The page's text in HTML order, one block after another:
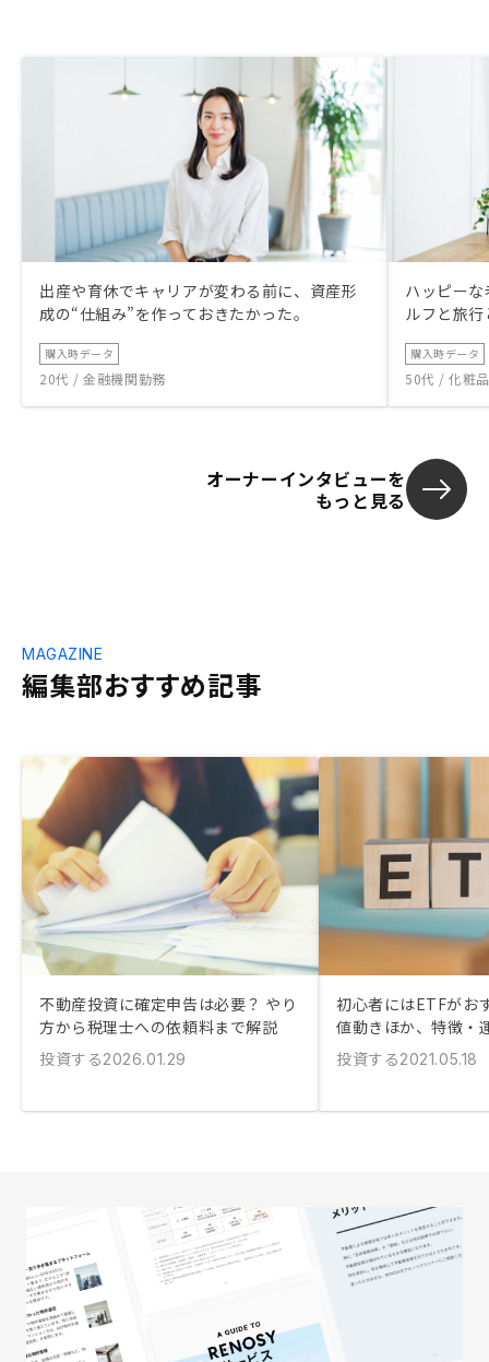
出産や育休でキャリアが変わる前に、資産形
成の“仕組み”を作っておきたかった。
購入時データ
20代 / 金融機関勤務
ハッピー
ルフと旅
購入時データ
50代 / 化粧
オーナーインタビューを
もっと見る
編集部おすすめ記事
MAGAZINE
不動産投資に確定申告は必要？ やり
方から税理士への依頼料まで解説
投資する2026.01.29
初心者にはETFがお
値動きほか、特徴・
投資する2021.05.18